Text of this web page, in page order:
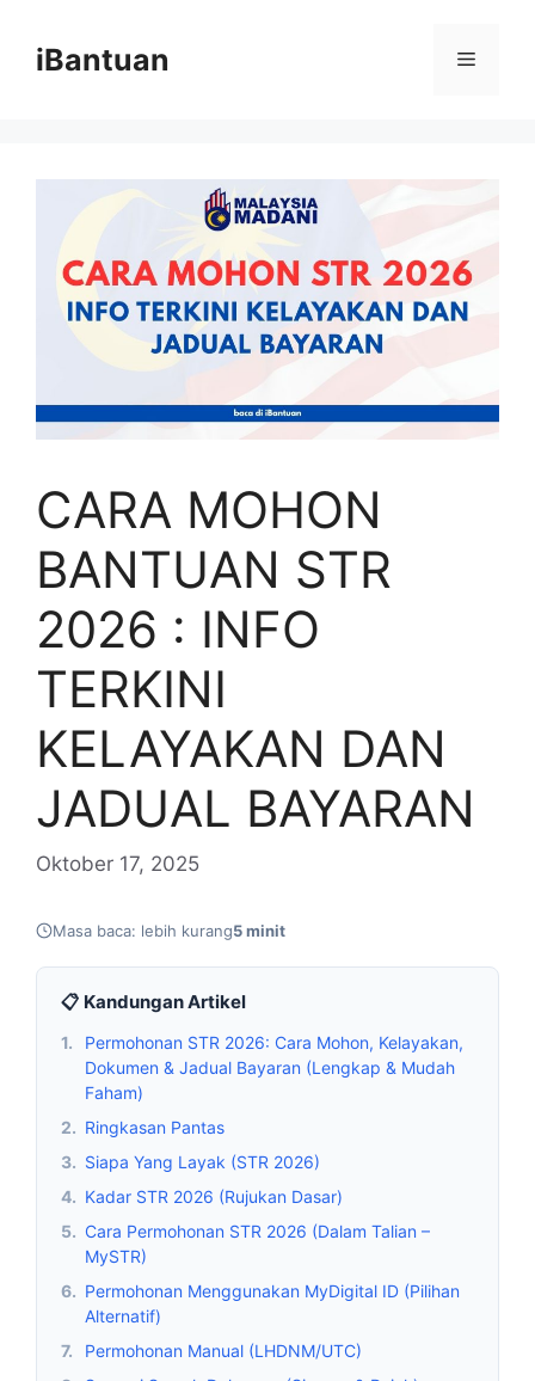
contentiBantuan Menu
CARA MOHON
BANTUAN STR
2026 : INFO
TERKINI
KELAYAKAN DAN
JADUAL BAYARAN
Oktober 17, 2025
Masa baca: lebih kurang5 minit
📋 Kandungan Artikel
1.
Permohonan STR 2026: Cara Mohon, Kelayakan,
Dokumen & Jadual Bayaran (Lengkap & Mudah
Faham)
2. Ringkasan Pantas
3. Siapa Yang Layak (STR 2026)
4. Kadar STR 2026 (Rujukan Dasar)
5. Cara Permohonan STR 2026 (Dalam Talian –
MySTR)
6. Permohonan Menggunakan MyDigital ID (Pilihan
Alternatif)
7.
Permohonan Manual (LHDNM/UTC)